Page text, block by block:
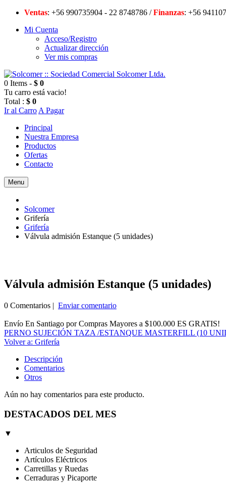
Ventas: +56 990735904 - 22 8748786 /Finanzas: +56
Mi Cuenta
Acceso/Registro
Actualizar dirección
Ver mis compras
0 Items - $ 0
Tu carro está vacio!
Total : $ 0
Ir al Carro A Pagar
Principal
Nuestra Empresa
Productos
Ofertas
Contacto
Menu
Solcomer
Grifería
Grifería
Válvula admisión Estanque (5 unidades)
Válvula admisión Estanque (5 unidades)
0 Comentarios | Enviar comentario
Envío En Santiago por Compras Mayores a $100.000 ES GRATIS!
PERNO SUJECIÓN TAZA /ESTANQUE MASTERFILL (10
Volver a: Grifería
Descripción
Comentarios
Otros
Aún no hay comentarios para este producto.
DESTACADOS DEL MES
▼
Articulos de Seguridad
Artículos Eléctricos
Carretillas y Ruedas
Cerraduras y Picaporte